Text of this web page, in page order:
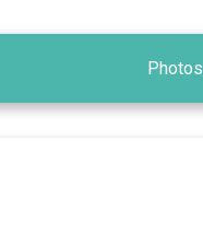
Photos